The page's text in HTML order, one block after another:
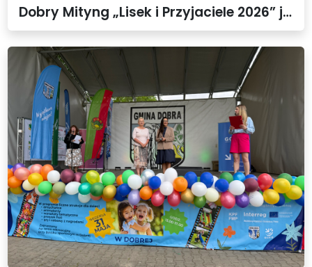
Dobry Mityng „Lisek i Przyjaciele 2026” już 13 czerwca w Gminie Dobra